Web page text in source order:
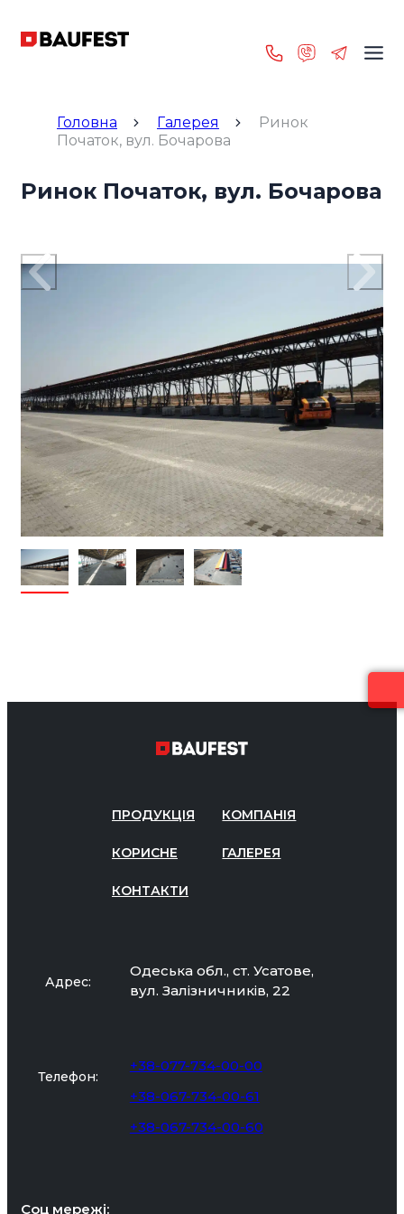
Головна Галерея
Ринок
Початок, вул. Бочарова
Ринок Початок, вул. Бочарова
ПРОДУКЦІЯ КОМПАНІЯ
КОРИСНЕ ГАЛЕРЕЯ
КОНТАКТИ
Адрес:
Одеська обл., ст. Усатове,
вул. Залізничників, 22
Телефон:
+38-077-734-00-00
+38-067-734-00-61
+38-067-734-00-60
Соц мережі: